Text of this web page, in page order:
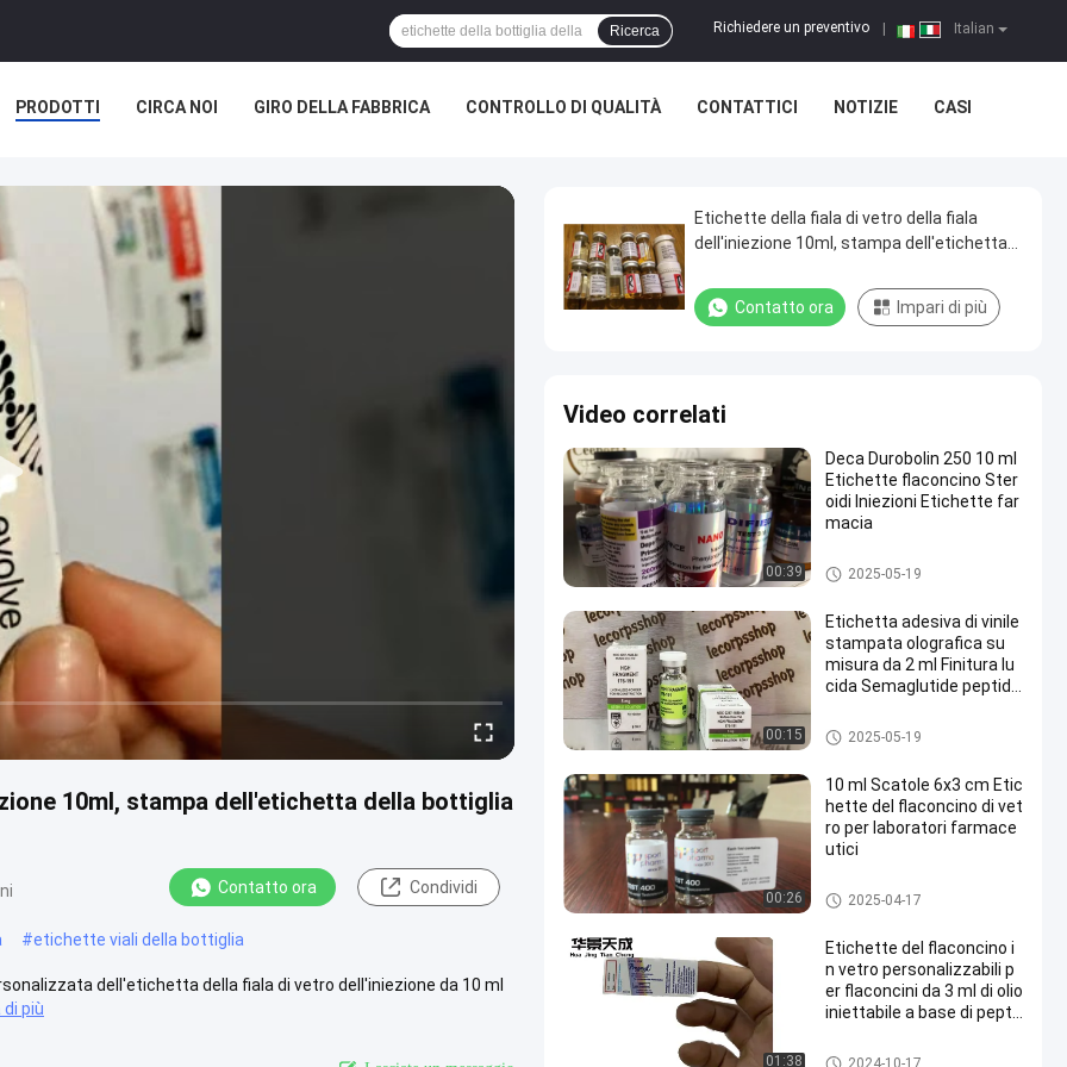
Italian
Richiedere un preventivo
Ricerca
PRODOTTI CIRCA NOI GIRO DELLA FABBRICA CONTROLLO DI QUALITÀ CONTATTICI NOTIZIE CASI
10ml, stampa dell'etichetta della bottiglia
Contatto ora Condividi
#etichette viali della bottiglia
dell'etichetta della fiala di vetro dell'iniezione da 10 ml
di più
Etichette della fiala di vetro della fiala
dell'iniezione 10ml, stampa dell'etichetta
Contatto ora Impari di più
Video correlati
00:39
Deca Durobolin 250 10 ml
Etichette flaconcino Ster
oidi Iniezioni Etichette far
macia
etichette della fiala 10mL
2025-05-19
00:15
Etichetta adesiva di vinile
stampata olografica su
misura da 2 ml Finitura lu
cida Semaglutide peptide
eriale libero imballaggio
Etichette di vetro della fiala
2025-05-19
00:26
10 ml Scatole 6x3 cm Etic
hette del flaconcino di vet
ro per laboratori farmace
utici
Etichette di vetro della fiala
2025-04-17
01:38
Etichette del flaconcino i
n vetro personalizzabili p
er flaconcini da 3 ml di olio
iniettabile a base di pepti
Etichette di vetro della fiala
2024-10-17